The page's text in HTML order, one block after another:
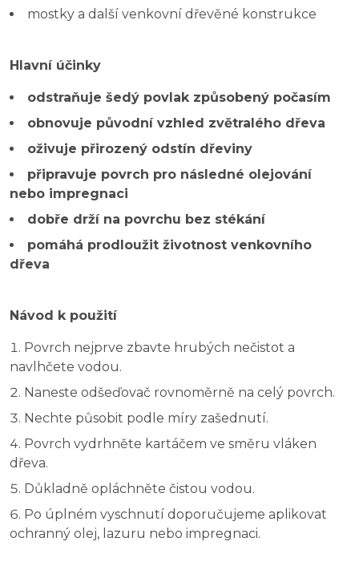
mostky a další venkovní dřevěné konstrukce
Hlavní účinky
odstraňuje šedý povlak způsobený počasím
obnovuje původní vzhled zvětralého dřeva
oživuje přirozený odstín dřeviny
připravuje povrch pro následné olejování
nebo impregnaci
dobře drží na povrchu bez stékání
pomáhá prodloužit životnost venkovního
dřeva
Návod k použití
Povrch nejprve zbavte hrubých nečistot a
navlhčete vodou.
Naneste odšeďovač rovnoměrně na celý povrch.
Nechte působit podle míry zašednutí.
Povrch vydrhněte kartáčem ve směru vláken
dřeva.
Důkladně opláchněte čistou vodou.
Po úplném vyschnutí doporučujeme aplikovat
ochranný olej, lazuru nebo impregnaci.